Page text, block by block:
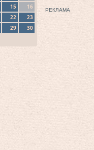
15
16
22
23
29
30
РЕКЛАМА